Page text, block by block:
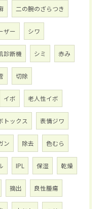
二の腕のざらつき
ザー シワ
診断機 シミ 赤み
切除
イボ 老人性イボ
トックス 表情ジワ
ン 除去 色むら
IPL 保湿 乾燥
摘出 良性腫瘍